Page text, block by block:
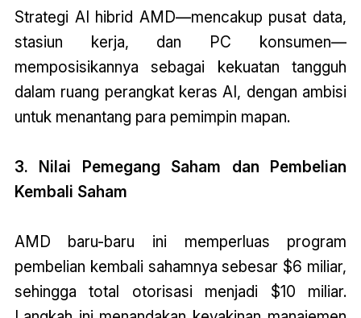
Strategi AI hibrid AMD—mencakup pusat data,
stasiun kerja, dan PC konsumen—
memposisikannya sebagai kekuatan tangguh
dalam ruang perangkat keras AI, dengan ambisi
untuk menantang para pemimpin mapan.
3. Nilai Pemegang Saham dan Pembelian
Kembali Saham
AMD baru-baru ini memperluas program
pembelian kembali sahamnya sebesar $6 miliar,
sehingga total otorisasi menjadi $10 miliar.